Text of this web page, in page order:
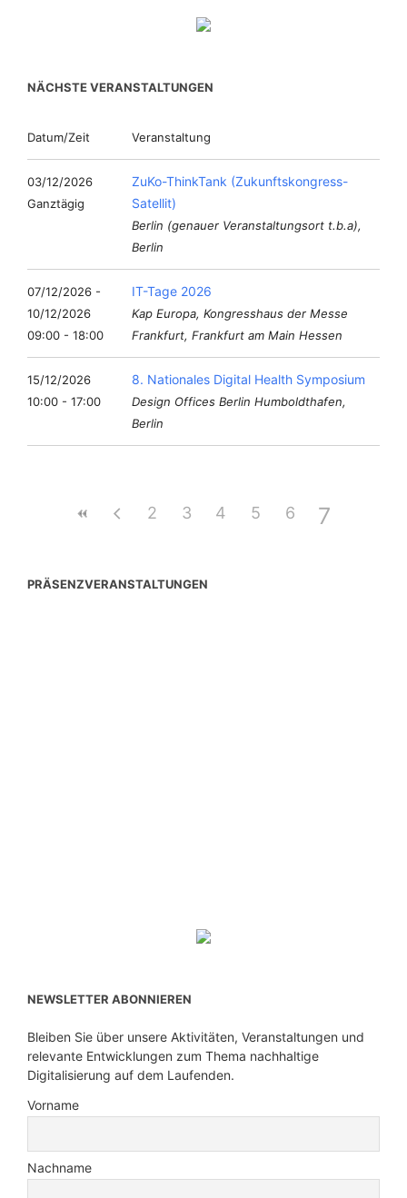
NÄCHSTE VERANSTALTUNGEN
Datum/Zeit Veranstaltung
03/12/2026
Ganztägig
ZuKo-ThinkTank (Zukunftskongress-
Satellit)
Berlin (genauer Veranstaltungsort t.b.a),
Berlin
07/12/2026 -
10/12/2026
09:00 - 18:00
IT-Tage 2026
Kap Europa, Kongresshaus der Messe
Frankfurt, Frankfurt am Main Hessen
15/12/2026
10:00 - 17:00
8. Nationales Digital Health Symposium
Design Offices Berlin Humboldthafen,
Berlin
2 3 4 5 6 7
PRÄSENZVERANSTALTUNGEN
NEWSLETTER ABONNIEREN
Bleiben Sie über unsere Aktivitäten, Veranstaltungen und
relevante Entwicklungen zum Thema nachhaltige
Digitalisierung auf dem Laufenden.
Vorname
Nachname